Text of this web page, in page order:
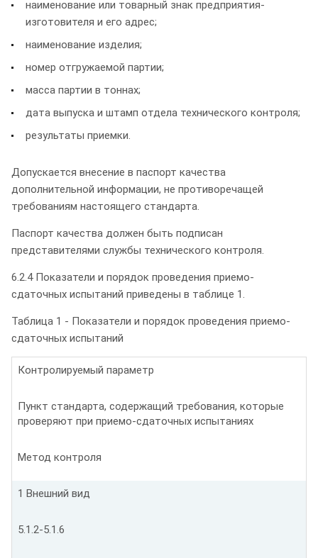
наименование или товарный знак предприятия-
изготовителя и его адрес;
наименование изделия;
номер отгружаемой партии;
масса партии в тоннах;
дата выпуска и штамп отдела технического контроля;
результаты приемки.
Допускается внесение в паспорт качества
дополнительной информации, не противоречащей
требованиям настоящего стандарта.
Паспорт качества должен быть подписан
представителями службы технического контроля.
6.2.4 Показатели и порядок проведения приемо-
сдаточных испытаний приведены в таблице 1.
Таблица 1 - Показатели и порядок проведения приемо-
сдаточных испытаний
Контролируемый параметр
Пункт стандарта, содержащий требования, которые
проверяют при приемо-сдаточных испытаниях
Метод контроля
1 Внешний вид
5.1.2-5.1.6